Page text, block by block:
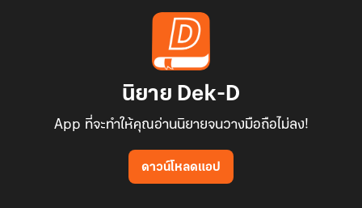
นิยาย Dek-D
App ที่จะทำให้คุณอ่านนิยายจนวางมือถือไม่ลง!
ดาวน์โหลดแอป